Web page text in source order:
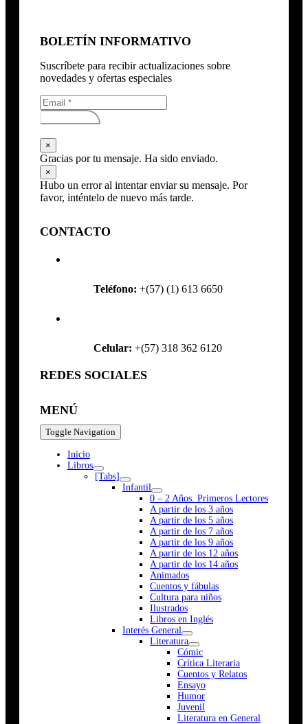
BOLETÍN INFORMATIVO
Suscríbete para recibir actualizaciones sobre
novedades y ofertas especiales
Subscribirse
×
Gracias por tu mensaje. Ha sido enviado.
×
Hubo un error al intentar enviar su mensaje. Por
favor, inténtelo de nuevo más tarde.
CONTACTO
Teléfono: +(57) (1) 613 6650
Celular: +(57) 318 362 6120
REDES SOCIALES
MENÚ
Toggle Navigation
Inicio
Libros
[Tabs]
Infantil
0 – 2 Años. Primeros Lectores
A partir de los 3 años
A partir de los 5 años
A partir de los 7 años
A partir de los 9 años
A partir de los 12 años
A partir de los 14 años
Animados
Cuentos y fábulas
Cultura para niños
Ilustrados
Libros en Inglés
Interés General
Literatura
Cómic
Crítica Literaria
Cuentos y Relatos
Ensayo
Humor
Juvenil
Literatura en General